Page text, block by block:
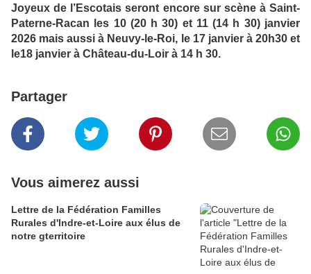
Joyeux de l’Escotais seront encore sur scène à Saint-
Paterne-Racan les 10 (20 h 30) et 11 (14 h 30) janvier
2026 mais aussi à Neuvy-le-Roi, le 17 janvier à 20h30 et
le18 janvier à Château-du-Loir à 14 h 30.
Partager
Vous aimerez aussi
Lettre de la Fédération Familles
Rurales d'Indre-et-Loire aux élus de
notre gterritoire